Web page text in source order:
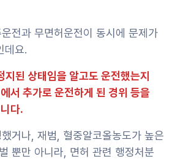
전과 무면허운전이 동시에 문제가
데요.
지된 상태임을 알고도 운전했는지
서 추가로 운전하게 된 경위 등을
다.
거나, 재범, 혈중알코올농도가 높은
뿐만 아니라, 면허 관련 행정처분